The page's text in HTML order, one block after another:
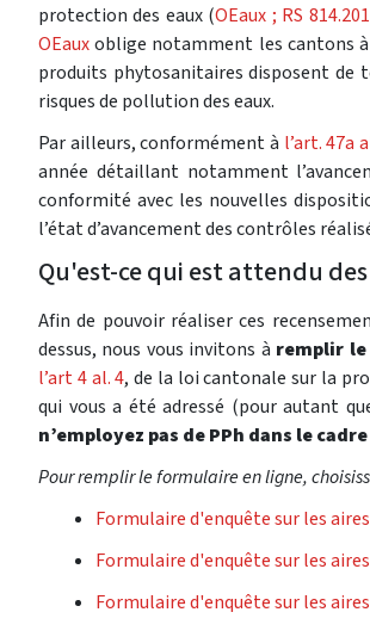
protection des eaux (OEaux ; RS 814.201
OEauxoblige notamment les cantons
produits phytosanitaires disposent de
risques de pollution des eaux.
Par ailleurs, conformément à l’art. 47a
année détaillant notamment
conformité avec les nouvelles
l’état d’avancement des contrôles
Qu'est-ce qui est attendu
Afin de pouvoir réaliser ces
dessus, nous vous invitons à remplir
l’art 4 al. 4, de la loi cantonale sur la
qui vous a été adressé (pour autant
n’employez pas de PPh dans le
Pour remplir le formulaire en ligne,
Formulaire d'enquête sur les
Formulaire d'enquête sur les
Formulaire d'enquête sur les